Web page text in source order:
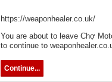
https://weaponhealer.co.uk/
You are about to leave Chợ
to continue to
Continue...